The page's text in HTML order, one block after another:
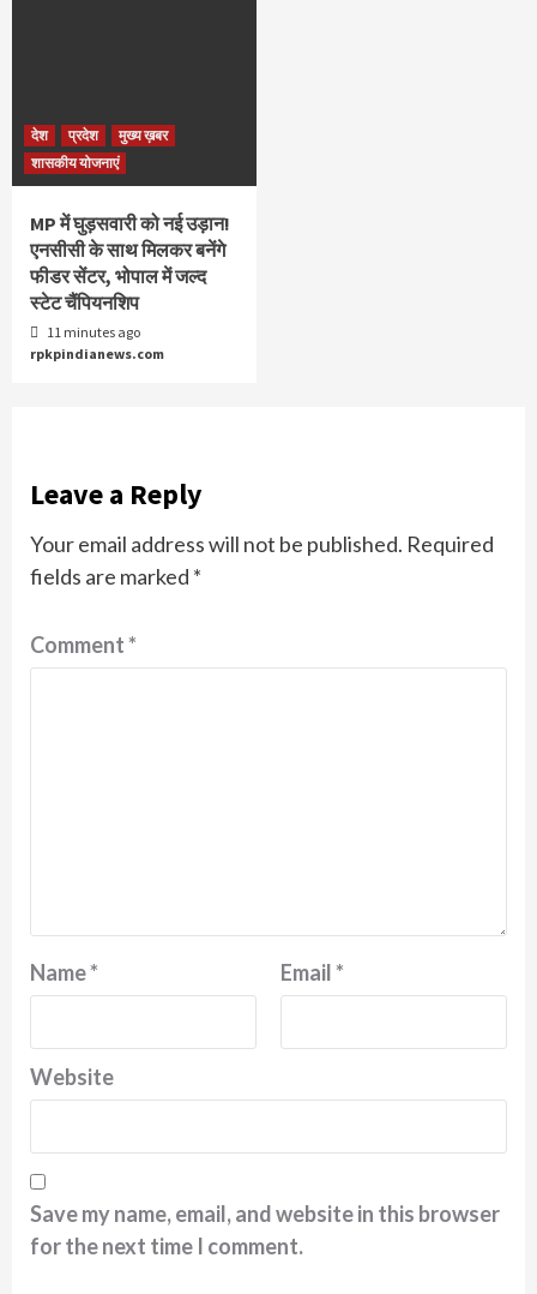
देश प्रदेश
मुख्य ख़बर
शासकीय योजनाएं
MP में घुड़सवारी को नई उड़ान!
एनसीसी के साथ मिलकर बनेंगे
फीडर सेंटर, भोपाल में जल्द
स्टेट चैंपियनशिप
11 minutes ago
rpkpindianews.com
Leave a Reply
Your email address will not be published. Required
fields are marked *
Comment*
Name* Email*
Website
Save my name, email, and website in this browser
for the next time I comment.